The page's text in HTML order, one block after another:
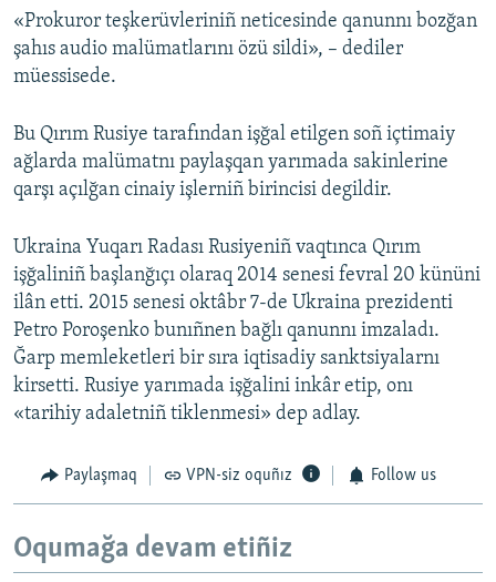
«Prokuror teşkerüvleriniñ neticesinde qanunnı bozğan
şahıs audio malümatlarını özü sildi», – dediler
müessisede.
Bu Qırım Rusiye tarafından işğal etilgen soñ içtimaiy
ağlarda malümatnı paylaşqan yarımada sakinlerine
qarşı açılğan cinaiy işlerniñ birincisi degildir.
Ukraina Yuqarı Radası Rusiyeniñ vaqtınca Qırım
işğaliniñ başlanğıçı olaraq 2014 senesi fevral 20 kününi
ilân etti. 2015 senesi oktâbr 7-de Ukraina prezidenti
Petro Poroşenko bunıñnen bağlı qanunnı imzaladı.
Ğarp memleketleri bir sıra iqtisadiy sanktsiyalarnı
kirsetti. Rusiye yarımada işğalini inkâr etip, onı
«tarihiy adaletniñ tiklenmesi» dep adlay.
Paylaşmaq VPN-siz oquñız Follow us
Oqumağa devam etiñiz